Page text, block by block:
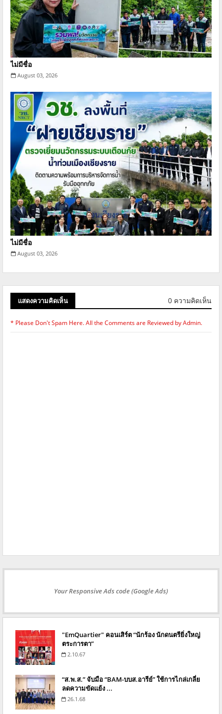
ไม่มีชื่อ
August 03, 2026
ไม่มีชื่อ
August 03, 2026
แสดงความคิดเห็น 0 ความคิดเห็น
* Please Don't Spam Here. All the Comments are Reviewed by Admin.
Your Responsive Ads code (Google Ads)
"EmQuartier" คอนเสิร์ต “นักร้อง นักดนตรียิ่งใหญ่
ตระการตา”
2.10.67
“ส.พ.ส.” จับมือ “BAM-บบส.อารีย์” ใช้การไกล่เกลี่ย
ลดความขัดแย้ง ...
26.1.68